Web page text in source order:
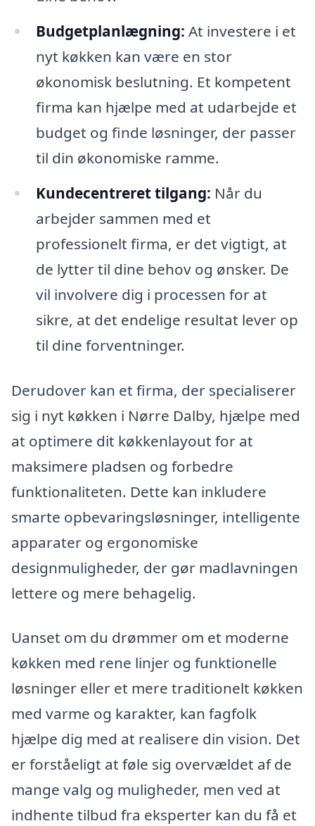
Budgetplanlægning: At investere i et
nyt køkken kan være en stor
økonomisk beslutning. Et kompetent
firma kan hjælpe med at udarbejde et
budget og finde løsninger, der passer
til din økonomiske ramme.
Kundecentreret tilgang: Når du
arbejder sammen med et
professionelt firma, er det vigtigt, at
de lytter til dine behov og ønsker. De
vil involvere dig i processen for at
sikre, at det endelige resultat lever op
til dine forventninger.
Derudover kan et firma, der specialiserer
sig i nyt køkken i Nørre Dalby, hjælpe med
at optimere dit køkkenlayout for at
maksimere pladsen og forbedre
funktionaliteten. Dette kan inkludere
smarte opbevaringsløsninger, intelligente
apparater og ergonomiske
designmuligheder, der gør madlavningen
lettere og mere behagelig.
Uanset om du drømmer om et moderne
køkken med rene linjer og funktionelle
løsninger eller et mere traditionelt køkken
med varme og karakter, kan fagfolk
hjælpe dig med at realisere din vision. Det
er forståeligt at føle sig overvældet af de
mange valg og muligheder, men ved at
indhente tilbud fra eksperter kan du få et